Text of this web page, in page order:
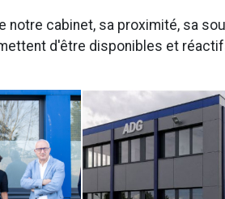
notre cabinet, sa proximité, sa
d'être disponibles et